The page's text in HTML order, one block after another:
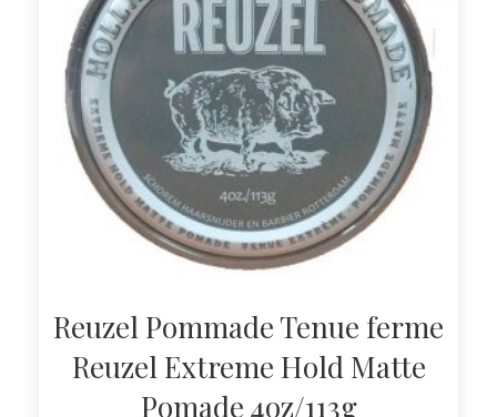
Reuzel Pommade Tenue ferme
Reuzel Extreme Hold Matte
Pomade 4oz/113g